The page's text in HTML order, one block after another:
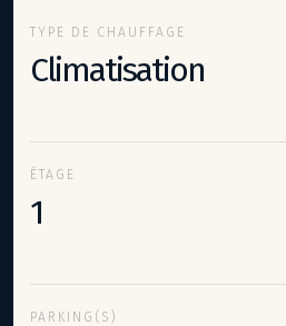
TYPE DE CHAUFFAGE
Climatisation
ÉTAGE
1
PARKING(S)